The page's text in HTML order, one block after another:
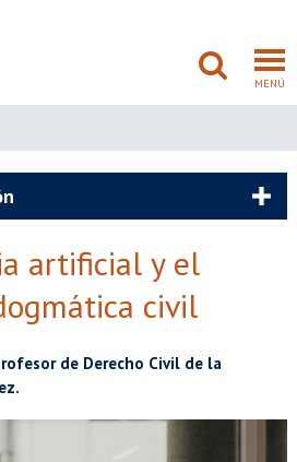
MENÚ
FACULTAD
POSTGRADO
artificial y el
civil
de Derecho Civil de la